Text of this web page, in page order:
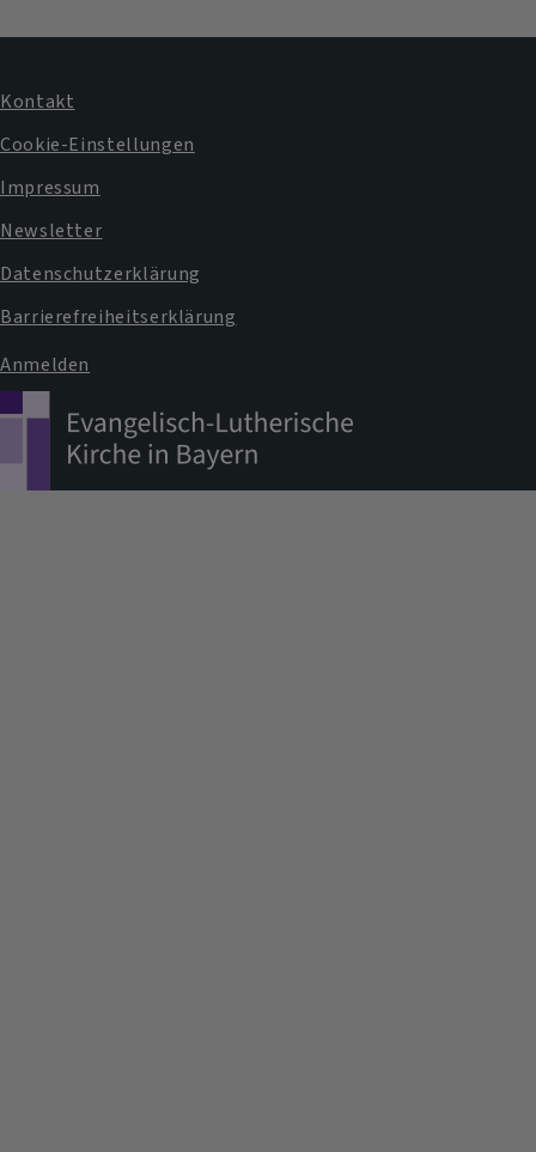
Fußbereichsmenü
Kontakt
Cookie-Einstellungen
Impressum
Newsletter
Datenschutzerklärung
Barrierefreiheitserklärung
Benutzermenü
Anmelden